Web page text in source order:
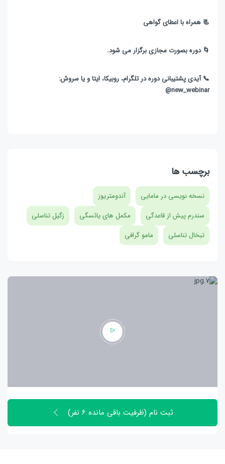
📃 همراه با اعطای گواهی
🌀 دوره بصورت مجازی برگزار می شود.
📞 آیدی پشتیبانی دوره در تلگرام، روبیکا، ایتا و یا سروش:
new_webinar@
برچسب ها
نسخه نویسی در مامایی
آندومتریوز
سندرم پیش از قاعدگی
مکمل های یائسگی
زگیل تناسلی
تبخال تناسلی
مامو گرافی
ثبت نام (ظرفیت باقی مانده 6 نفر)